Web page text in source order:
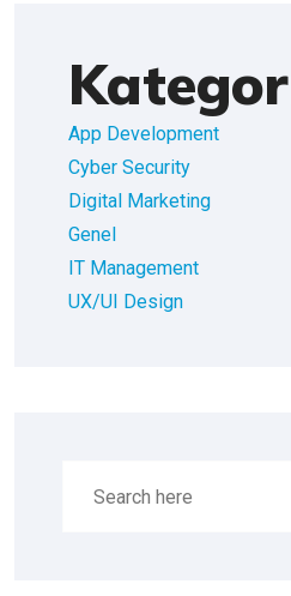
App Development
Cyber Security
Digital Marketing
Genel
IT Management
UX/UI Design